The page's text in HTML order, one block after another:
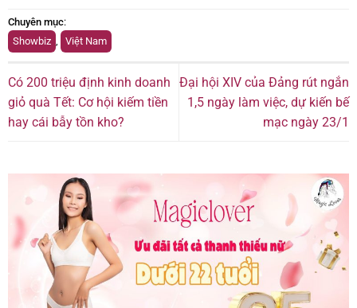
Chuyên mục:
Showbiz , Việt Nam
Có 200 triệu định kinh doanh
giỏ quà Tết: Cơ hội kiếm tiền
hay cái bẫy tồn kho?
Đại hội XIV của Đảng rút ngắn
1,5 ngày làm việc, dự kiến bế
mạc ngày 23/1